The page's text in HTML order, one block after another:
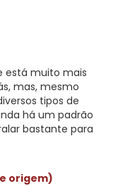
está muito mais
mas, mesmo
tipos de
há um padrão
bastante para
origem)